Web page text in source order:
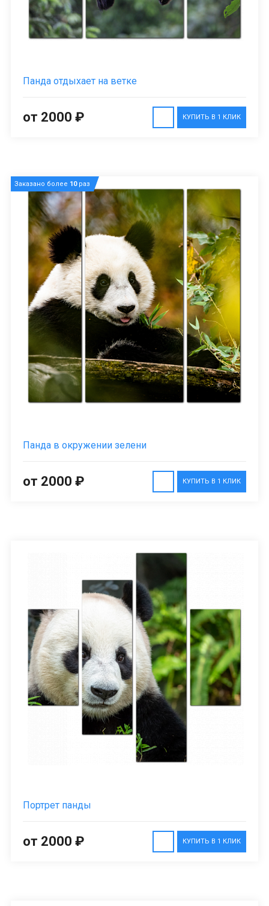
Панда отдыхает на ветке
КУПИТЬ В 1 КЛИК
от 2000 ₽
Заказано более 10раз
Панда в окружении зелени
КУПИТЬ В 1 КЛИК
от 2000 ₽
Портрет панды
КУПИТЬ В 1 КЛИК
от 2000 ₽